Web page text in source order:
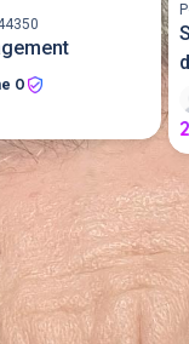
O
de
ou
de